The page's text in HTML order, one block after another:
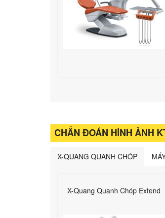
CHẨN ĐOÁN HÌNH ẢNH
X-QUANG QUANH CHÓP
X-Quang Quanh Chóp Extend